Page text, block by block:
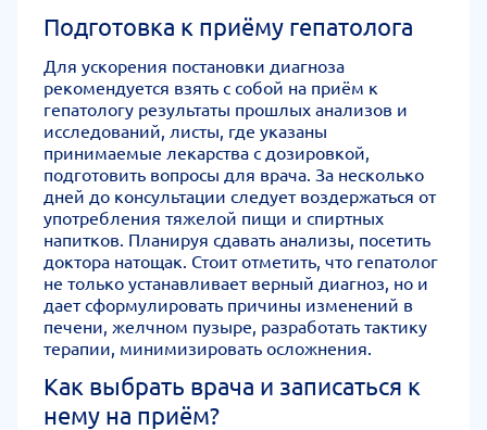
Подготовка к приёму гепатолога
Для ускорения постановки диагноза
рекомендуется взять с собой на приём к
гепатологу результаты прошлых анализов и
исследований, листы, где указаны
принимаемые лекарства с дозировкой,
подготовить вопросы для врача. За несколько
дней до консультации следует воздержаться от
употребления тяжелой пищи и спиртных
напитков. Планируя сдавать анализы, посетить
доктора натощак. Стоит отметить, что гепатолог
не только устанавливает верный диагноз, но и
дает сформулировать причины изменений в
печени, желчном пузыре, разработать тактику
терапии, минимизировать осложнения.
Как выбрать врача и записаться к
нему на приём?